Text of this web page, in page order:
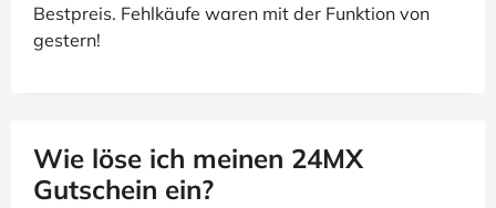
Bestpreis. Fehlkäufe waren mit der Funktion von
gestern!
Wie löse ich meinen 24MX
Gutschein ein?